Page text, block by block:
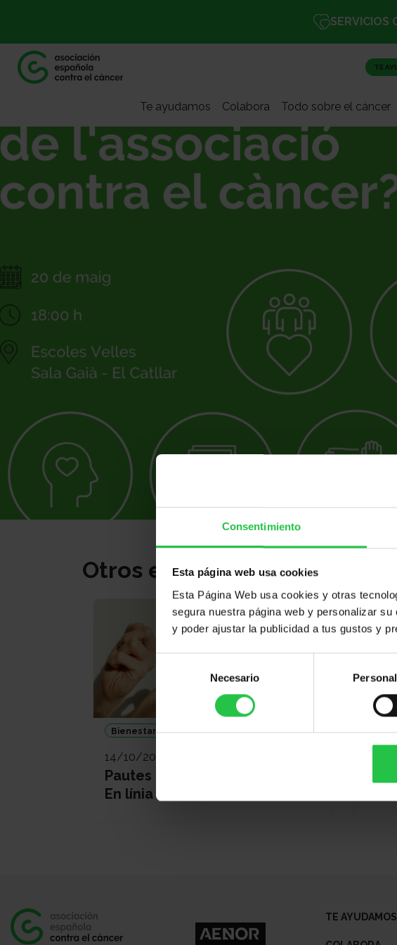
Consentimiento
Esta página web usa cookies
Esta Página Web usa cookies y otras
segura nuestra página web y personalizar
y poder ajustar la publicidad a tus gustos y
consentimiento
Necesario
SERVICIOS
TE
Te ayudamos Colabora Todo sobre el cáncer
Otros eventos
Bienestar
14/10/2026 (Más fechas disponibles)
Pautes d'autocura de la pell |
En línia
14/
TE AYUDAMOS